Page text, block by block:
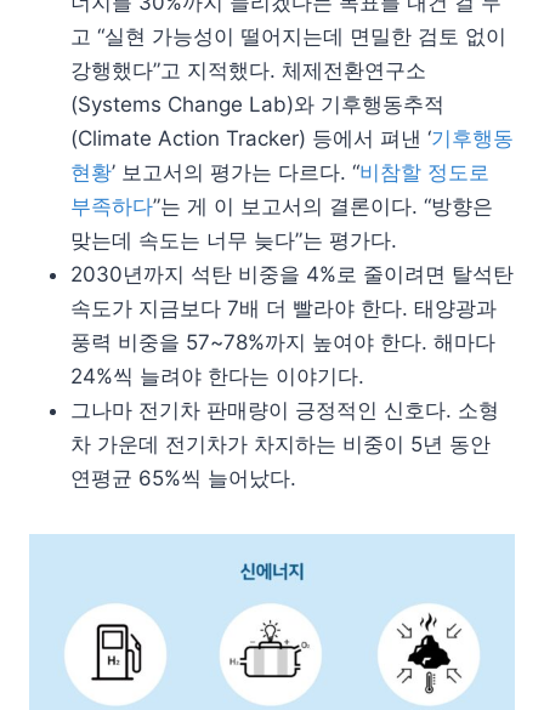
고 “실현 가능성이 떨어지는데 면밀한 검토 없이
강행했다”고 지적했다. 체제전환연구소
(Systems Change Lab)와 기후행동추적
(Climate Action Tracker) 등에서 펴낸 ‘기후행동
현황’ 보고서의 평가는 다르다. “비참할 정도로
부족하다”는 게 이 보고서의 결론이다. “방향은
맞는데 속도는 너무 늦다”는 평가다.
2030년까지 석탄 비중을 4%로 줄이려면 탈석탄
속도가 지금보다 7배 더 빨라야 한다. 태양광과
풍력 비중을 57~78%까지 높여야 한다. 해마다
24%씩 늘려야 한다는 이야기다.
그나마 전기차 판매량이 긍정적인 신호다. 소형
차 가운데 전기차가 차지하는 비중이 5년 동안
연평균 65%씩 늘어났다.